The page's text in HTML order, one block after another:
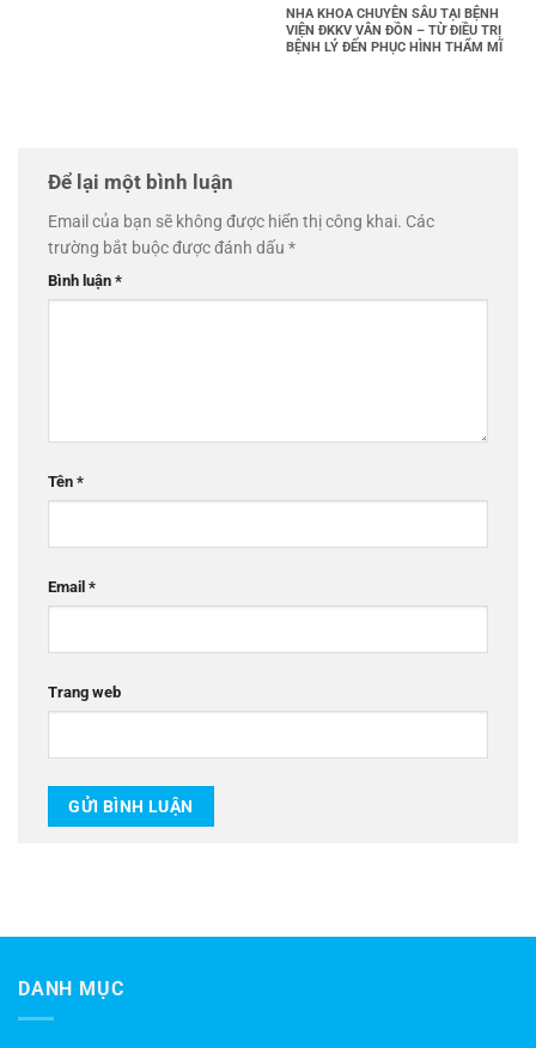
NHA KHOA CHUYÊN SÂU TẠI BỆNH
VIỆN ĐKKV VÂN ĐỒN – TỪ ĐIỀU TRỊ
BỆNH LÝ ĐẾN PHỤC HÌNH THẨM MĨ
Để lại một bình luận
Email của bạn sẽ không được hiển thị công khai. Các
trường bắt buộc được đánh dấu *
Bình luận *
Tên *
Email *
Trang web
DANH MỤC